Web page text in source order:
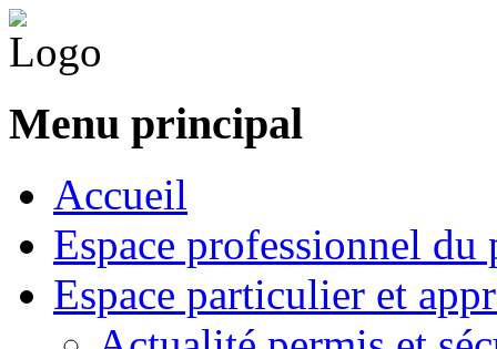
Menu principal
Accueil
Espace professionnel
Espace particulier et